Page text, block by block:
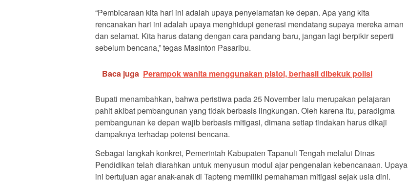
“Pembicaraan kita hari ini adalah upaya penyelamatan ke depan. Apa yang kita
rencanakan hari ini adalah upaya menghidupi generasi mendatang supaya mereka aman
dan selamat. Kita harus datang dengan cara pandang baru, jangan lagi berpikir seperti
sebelum bencana,” tegas Masinton Pasaribu.
Baca juga Perampok wanita menggunakan pistol, berhasil dibekuk polisi
Bupati menambahkan, bahwa peristiwa pada 25 November lalu merupakan pelajaran
pahit akibat pembangunan yang tidak berbasis lingkungan. Oleh karena itu, paradigma
pembangunan ke depan wajib berbasis mitigasi, dimana setiap tindakan harus dikaji
dampaknya terhadap potensi bencana.
Sebagai langkah konkret, Pemerintah Kabupaten Tapanuli Tengah melalui Dinas
Pendidikan telah diarahkan untuk menyusun modul ajar pengenalan kebencanaan. Upaya
ini bertujuan agar anak-anak di Tapteng memiliki pemahaman mitigasi sejak usia dini.